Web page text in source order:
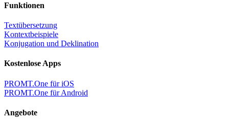
Funktionen
Textübersetzung
Kontextbeispiele
Konjugation und Deklination
Kostenlose Apps
PROMT.One für iOS
PROMT.One für Android
Angebote